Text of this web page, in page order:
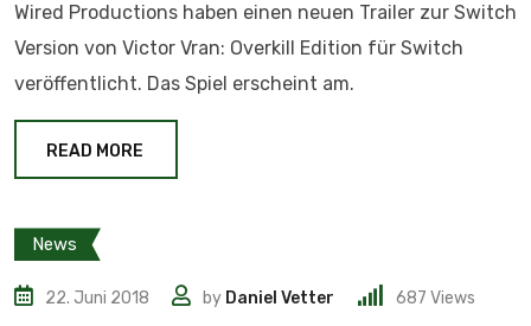
Wired Productions haben einen neuen Trailer zur Switch
Version von Victor Vran: Overkill Edition für Switch
veröffentlicht. Das Spiel erscheint am.
READ MORE
News
22. Juni 2018 by Daniel Vetter 687 Views